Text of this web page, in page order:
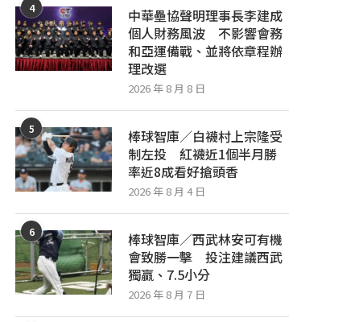
4
中華壘協聲明理事長李建成
個人財務風波 不影響會務
和亞運備戰、並將依章程辦
理改選
2026 年 8 月 8 日
5
棒球智庫／白襪村上宗隆受
制左投 紅襪近1個半月勝
率近8成看好搶頭香
2026 年 8 月 4 日
6
棒球智庫／西武林安可有機
會致勝一擊 投注建議西武
獨贏、7.5小分
2026 年 8 月 7 日